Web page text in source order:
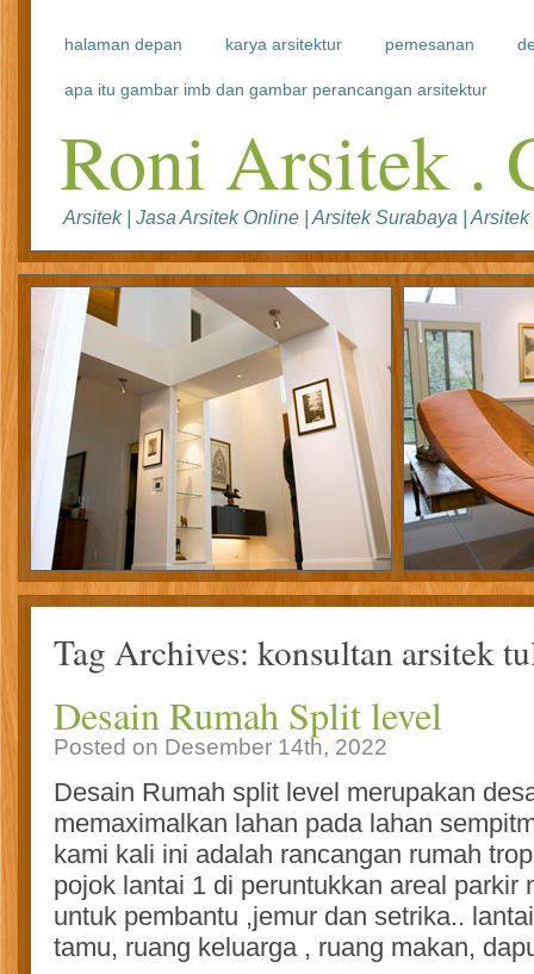
halaman depan karya arsitektur pemesanan
apa itu gambar imb dan gambar perancangan arsitektur
Roni Arsitek .
Arsitek | Jasa Arsitek Online | Arsitek Surabaya |
Tag Archives: konsultan arsitek
Desain Rumah Split level
Posted on Desember 14th, 2022
Desain Rumah split level merupakan
memaximalkan lahan pada lahan
kami kali ini adalah rancangan rumah
pojok lantai 1 di peruntukkan areal parkir
untuk pembantu ,jemur dan setrika..
tamu, ruang keluarga , ruang makan,